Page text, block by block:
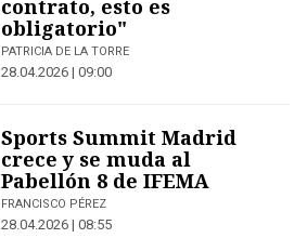
contrato, esto es
obligatorio"
PATRICIA DE LA TORRE
28.04.2026 | 09:00
Sports Summit Madrid
crece y se muda al
Pabellón 8 de IFEMA
FRANCISCO PÉREZ
28.04.2026 | 08:55